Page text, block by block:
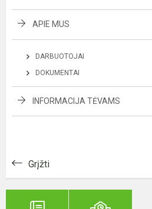
APIE MUS
DARBUOTOJAI
DOKUMENTAI
INFORMACIJA TĖVAMS
Grįžti